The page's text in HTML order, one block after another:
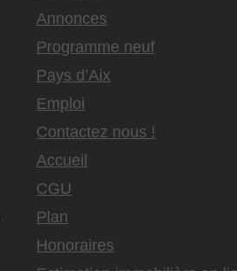
Annonces
Programme neuf
Pays d’Aix
Emploi
Contactez nous !
Accueil
CGU
Plan
Honoraires